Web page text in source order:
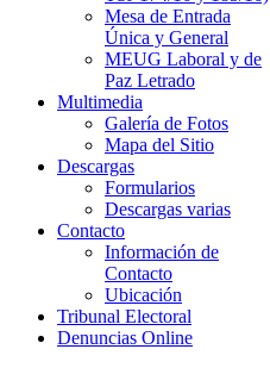
Mesa de Entrada
Única y General
MEUG Laboral y de
Paz Letrado
Multimedia
Galería de Fotos
Mapa del Sitio
Descargas
Formularios
Descargas varias
Contacto
Información de
Contacto
Ubicación
Tribunal Electoral
Denuncias Online